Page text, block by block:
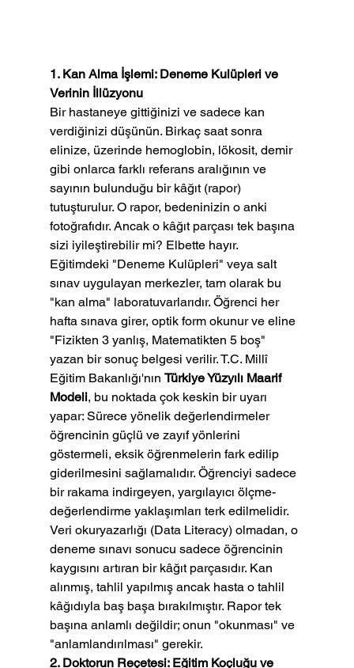
1. Kan Alma İşlemi: Deneme Kulüpleri ve
Verinin İllüzyonu
Bir hastaneye gittiğinizi ve sadece kan
verdiğinizi düşünün. Birkaç saat sonra
elinize, üzerinde hemoglobin, lökosit, demir
gibi onlarca farklı referans aralığının ve
sayının bulunduğu bir kâğıt (rapor)
tutuşturulur. O rapor, bedeninizin o anki
fotoğrafıdır. Ancak o kâğıt parçası tek başına
sizi iyileştirebilir mi? Elbette hayır.
Eğitimdeki "Deneme Kulüpleri" veya salt
sınav uygulayan merkezler, tam olarak bu
"kan alma" laboratuvarlarıdır. Öğrenci her
hafta sınava girer, optik form okunur ve eline
"Fizikten 3 yanlış, Matematikten 5 boş"
yazan bir sonuç belgesi verilir. T.C. Millî
Eğitim Bakanlığı'nın Türkiye Yüzyılı Maarif
Modeli, bu noktada çok keskin bir uyarı
yapar: Sürece yönelik değerlendirmeler
öğrencinin güçlü ve zayıf yönlerini
göstermeli, eksik öğrenmelerin fark edilip
giderilmesini sağlamalıdır. Öğrenciyi sadece
bir rakama indirgeyen, yargılayıcı ölçme-
değerlendirme yaklaşımları terk edilmelidir.
Veri okuryazarlığı (Data Literacy) olmadan, o
deneme sınavı sonucu sadece öğrencinin
kaygısını artıran bir kâğıt parçasıdır. Kan
alınmış, tahlil yapılmış ancak hasta o tahlil
kâğıdıyla baş başa bırakılmıştır. Rapor tek
başına anlamlı değildir; onun "okunması" ve
"anlamlandırılması" gerekir.
2. Doktorun Reçetesi: Eğitim Koçluğu ve